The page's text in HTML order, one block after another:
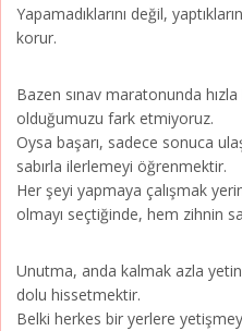
Yapamadıklarını değil,
korur.
Bazen sınav maratonunda
olduğumuzu fark etmiyoruz.
Oysa başarı, sadece sonuca
sabırla ilerlemeyi öğrenmektir.
Her şeyi yapmaya çalışmak
olmayı seçtiğinde, hem zihnin
Unutma, anda kalmak azla
dolu hissetmektir.
Belki herkes bir yerlere